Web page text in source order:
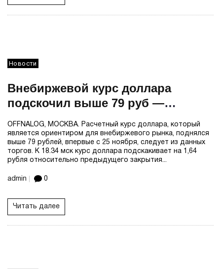
Новости
Внебиржевой курс доллара
подскочил выше 79 руб —
впервые с 25 ноября
OFFNALOG, МОСКВА. Расчетный курс доллара, который
является ориентиром для внебиржевого рынка, поднялся
выше 79 рублей, впервые с 25 ноября, следует из данных
торгов. К 18.34 мск курс доллара подскакивает на 1,64
рубля относительно предыдущего закрытия...
admin 0
Читать далее